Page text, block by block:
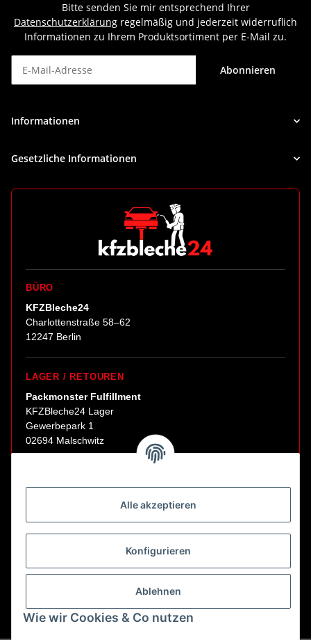
Alle akzeptieren
Konfigurieren
Ablehnen
Wie wir Cookies & Co nutzen
Bitte senden Sie mir entsprechend Ihrer
Datenschutzerklärung regelmäßig und jederzeit widerruflich
Informationen zu Ihrem Produktsortiment per E-Mail zu.
Abonnieren
Informationen
Gesetzliche Informationen
BÜRO
KFZBleche24
Charlottenstraße 58–62
12247 Berlin
LAGER / RETOUREN
Packmonster Fulfillment
KFZBleche24 Lager
Gewerbepark 1
02694 Malschwitz
Abholungen nur nach Terminvereinbarung.
E-Mail:sales@kfzbleche24.de
Vertrag widerrufen
* Alle Preise inkl. gesetzlicher USt., zzgl.Versand